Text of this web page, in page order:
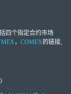
四个指定合约市场
， COMEX的链接,